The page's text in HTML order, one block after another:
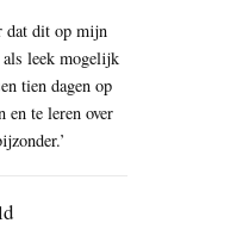
dat dit op mijn
leek mogelijk
tien dagen op
en te leren over